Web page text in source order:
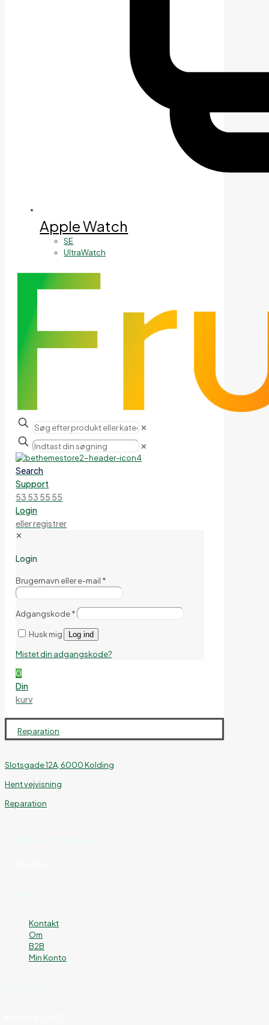
Apple Watch
SE
UltraWatch
✕
✕
Search
Support
53 53 55 55
Login
eller registrer
✕
Login
Brugernavn eller e-mail *
Adgangskode*
Husk mig Log ind
Mistet din adgangskode?
0
Din
kurv
Reparation
Slotsgade 12A, 6000 Kolding
Hent vejvisning
Reparation
Kontakt
Om
B2B
Min Konto